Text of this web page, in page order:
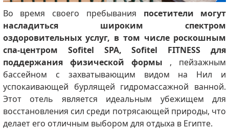
Во время своего пребывания посетители могут
насладиться широким спектром
оздоровительных услуг, в том числе роскошным
спа-центром Sofitel SPA, Sofitel FITNESS для
поддержания физической формы , пейзажным
бассейном с захватывающим видом на Нил и
успокаивающей бурлящей гидромассажной ванной.
Этот отель является идеальным убежищем для
восстановления сил среди потрясающей природы, что
делает его отличным выбором для отдыха в Египте.